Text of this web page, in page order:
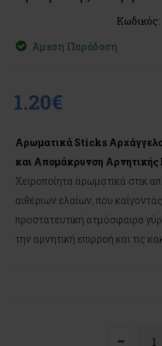
Κωδικός:
Άμεση Παράδοση
1.20€
Αρωματικά Sticks
και Απομάκρυνση Αρνητικής
Χειροποίητα αρωματικά στικ
αιθέριων ελαίων, που
προστατευτική ατμόσφαιρα
την αρνητική επιρροή και τις